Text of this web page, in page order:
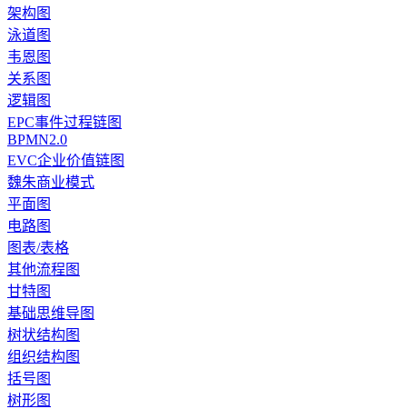
架构图
泳道图
韦恩图
关系图
逻辑图
EPC事件过程链图
BPMN2.0
EVC企业价值链图
魏朱商业模式
平面图
电路图
图表/表格
其他流程图
甘特图
基础思维导图
树状结构图
组织结构图
括号图
树形图